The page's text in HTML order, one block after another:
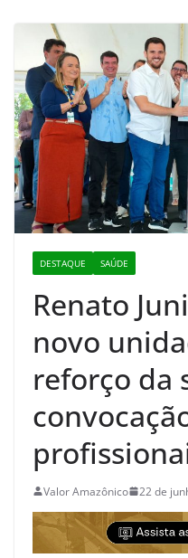
DESTAQUE SAÚDE
Renato
novo
reforço da
Valor Amazônico 22 de